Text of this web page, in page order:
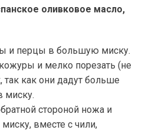
оливковое масло,
и перцы в большую миску.
и мелко порезать (не
так как они дадут больше
миску.
стороной ножа и
вместе с чили,